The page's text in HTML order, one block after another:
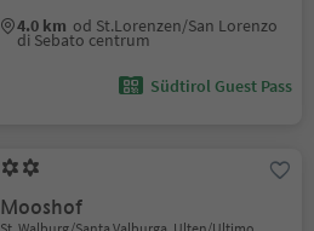
4.0 km od St.Lorenzen/San Lorenzo
di Sebato centrum
Südtirol Guest Pass
Mooshof